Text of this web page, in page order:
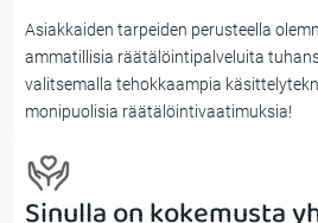
Asiakkaiden tarpeiden perusteella
ammatillisia räätälöintipalveluita
valitsemalla tehokkaampia
monipuolisia räätälöintivaatimuksia!
Sinulla on kokemusta